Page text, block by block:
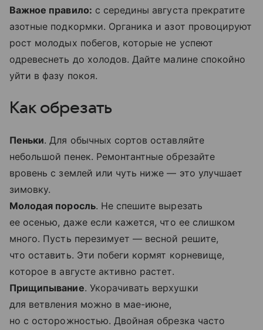
Важное правило: с середины августа прекратите
азотные подкормки. Органика и азот провоцируют
рост молодых побегов, которые не успеют
одревеснеть до холодов. Дайте малине спокойно
уйти в фазу покоя.
Как обрезать
Пеньки. Для обычных сортов оставляйте
небольшой пенек. Ремонтантные обрезайте
вровень с землей или чуть ниже — это улучшает
зимовку.
Молодая поросль. Не спешите вырезать
ее осенью, даже если кажется, что ее слишком
много. Пусть перезимует — весной решите,
что оставить. Эти побеги кормят корневище,
которое в августе активно растет.
Прищипывание. Укорачивать верхушки
для ветвления можно в мае-июне,
но с осторожностью. Двойная обрезка часто